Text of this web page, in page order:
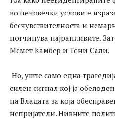
во нечовечки услови е
бесчувствителноста и
потчинува најранливите.
Мемет Камбер и Тони Сали.
Но, уште само една
силен сигнал кој ја
на Владата за која
непријатели. Нивните